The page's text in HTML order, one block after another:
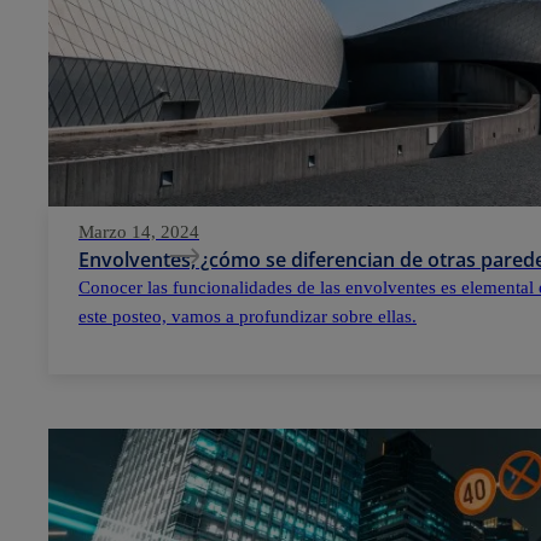
Marzo 14, 2024
Envolventes, ¿cómo se diferencian de otras
Conocer las funcionalidades de las envolventes es
este posteo, vamos a profundizar sobre ellas.